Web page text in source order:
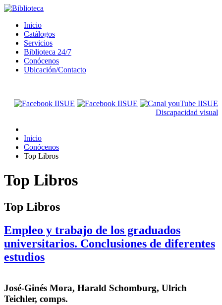
Inicio
Catálogos
Servicios
Biblioteca 24/7
Conócenos
Ubicación/Contacto
Discapacidad visual
Inicio
Conócenos
Top Libros
Top Libros
Top Libros
Empleo y trabajo de los graduados
universitarios. Conclusiones de diferentes
estudios
José-Ginés Mora, Harald Schomburg, Ulrich
Teichler, comps.